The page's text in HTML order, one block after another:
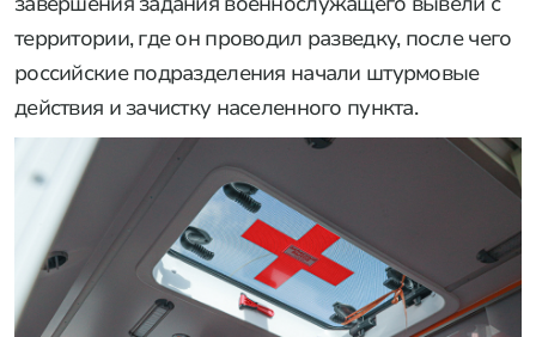
территории, где он проводил разведку, после чего
российские подразделения начали штурмовые
действия и зачистку населенного пункта.